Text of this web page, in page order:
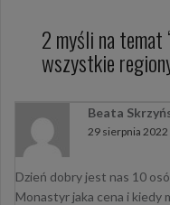
2 myśli na temat
wszystkie
Beata
29 sierpnia
Dzień dobry jest nas 10
Monastyr jaka cena i kiedy